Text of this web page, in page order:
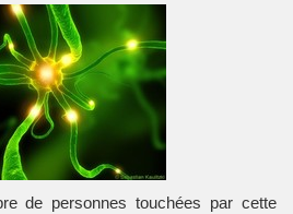
de personnes touchées par cette